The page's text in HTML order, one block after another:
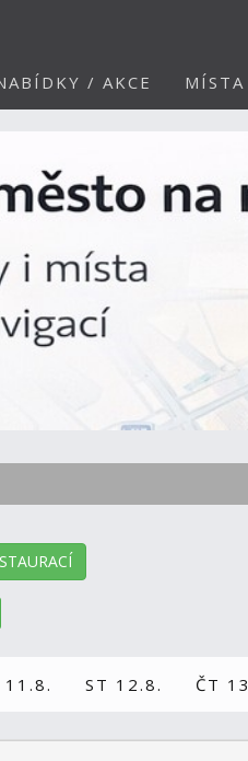
/ AKCE MÍSTA
11.8. ST 12.8. ČT